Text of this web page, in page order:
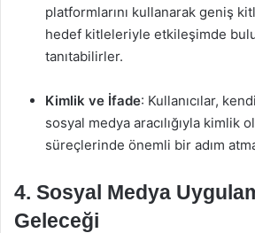
platformlarını kullanarak geniş
hedef kitleleriyle etkileşimde
tanıtabilirler.
Kimlik ve İfade: Kullanıcılar,
sosyal medya aracılığıyla kimlik
süreçlerinde önemli bir adım
4. Sosyal Medya
Geleceği